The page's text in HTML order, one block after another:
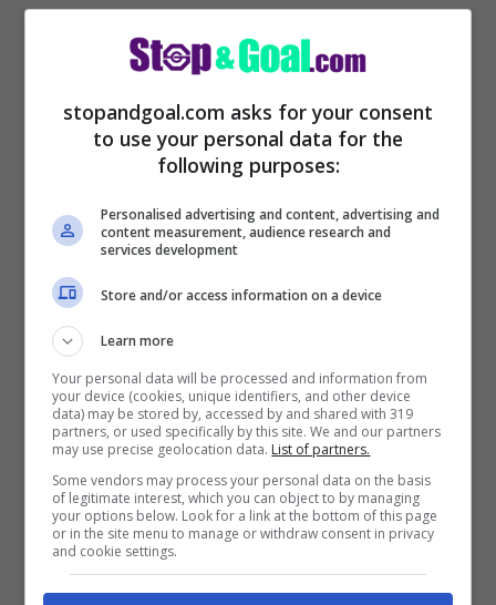
aprirebbero le porte dell’addio e,
probabilmente, della Serie A. Sergio
Aguero piace ad Antonio Conte e all’Inter
che potrebbe approfittarne e prenderlo a
parametro zero.
Calciomercato Inter, Eriksen via a gennaio
stopandgoal.com asks for your consent
to use your personal data for the
following purposes:
Personalised advertising and content, advertising and
content measurement, audience research and
services development
Store and/or access information on a device
Learn more
Your personal data will be processed and information from
your device (cookies, unique identifiers, and other device
data) may be stored by, accessed by and shared with 319
partners, or used specifically by this site. We and our partners
may use precise geolocation data. List of partners.
Some vendors may process your personal data on the basis
of legitimate interest, which you can object to by managing
your options below. Look for a link at the bottom of this page
or in the site menu to manage or withdraw consent in privacy
and cookie settings.